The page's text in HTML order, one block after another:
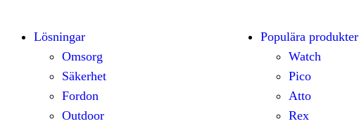
Lösningar
Omsorg
Säkerhet
Fordon
Outdoor
Populära produkter
Watch
Pico
Atto
Rex